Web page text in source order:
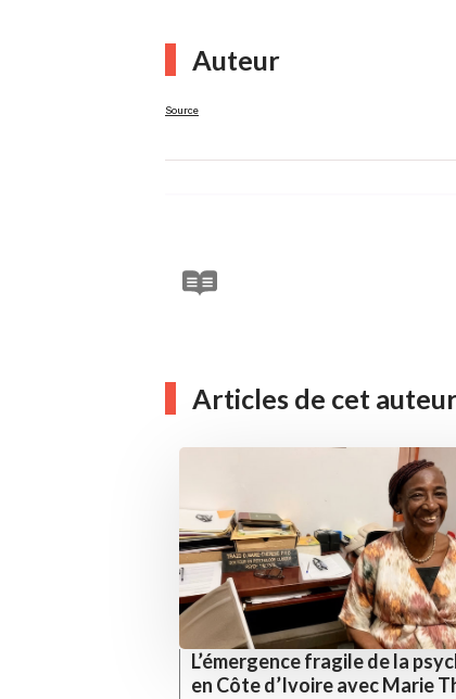
Auteur
Source
Articles de cet
L’émergence fragile de la
en Côte d’Ivoire avec Marie